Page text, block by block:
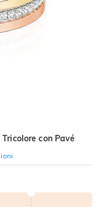
con Pavé